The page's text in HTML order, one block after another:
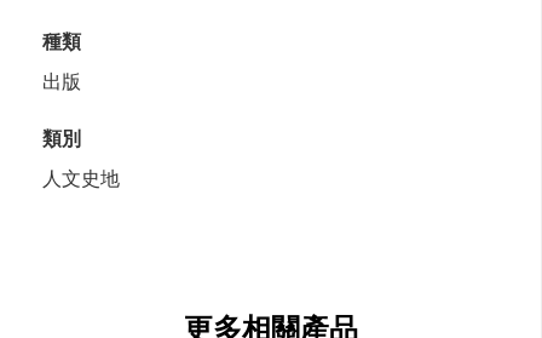
種類
出版
類別
人文史地
更多相關產品